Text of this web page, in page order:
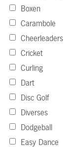
Boxen
Carambole
Cheerleaders
Cricket
Curling
Dart
Disc Golf
Diverses
Dodgeball
Easy Dance